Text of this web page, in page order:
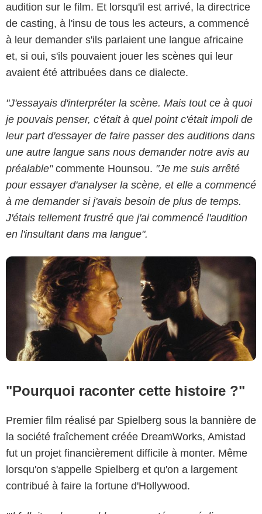
audition sur le film. Et lorsqu'il est arrivé, la directrice
de casting, à l'insu de tous les acteurs, a commencé
à leur demander s'ils parlaient une langue africaine
et, si oui, s'ils pouvaient jouer les scènes qui leur
avaient été attribuées dans ce dialecte.
"J'essayais d'interpréter la scène. Mais tout ce à quoi
je pouvais penser, c'était à quel point c'était impoli de
leur part d'essayer de faire passer des auditions dans
une autre langue sans nous demander notre avis au
préalable" commente Hounsou. "Je me suis arrêté
pour essayer d'analyser la scène, et elle a commencé
à me demander si j'avais besoin de plus de temps.
J'étais tellement frustré que j'ai commencé l'audition
en l'insultant dans ma langue".
DreamWorks
"Pourquoi raconter cette histoire ?"
Premier film réalisé par Spielberg sous la bannière de
la société fraîchement créée DreamWorks, Amistad
fut un projet financièrement difficile à monter. Même
lorsqu'on s'appelle Spielberg et qu'on a largement
contribué à faire la fortune d'Hollywood.